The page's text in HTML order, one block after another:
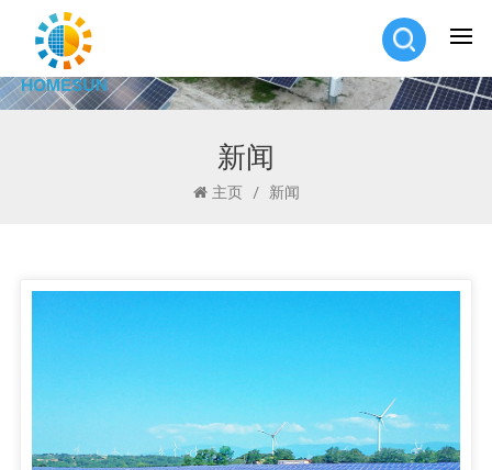
新闻
主页 / 新闻